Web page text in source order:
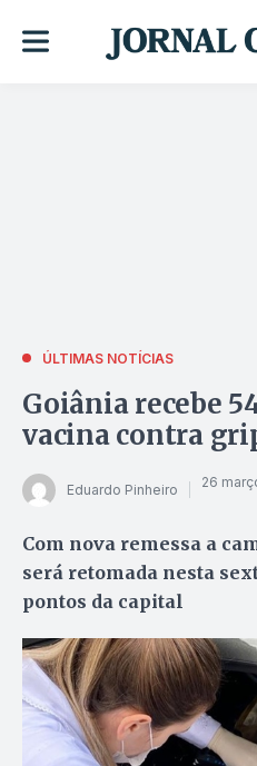
ÚLTIMAS NOTÍCIAS
Goiânia recebe
vacina contra
Eduardo Pinheiro 26
Com nova remessa a
será retomada nesta
pontos da capital